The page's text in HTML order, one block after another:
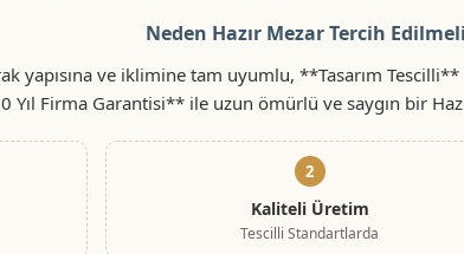
Neden Hazır Mezar Tercih
yapısına ve iklimine tam uyumlu, **Tasarım
Yıl Firma Garantisi** ile uzun ömürlü ve saygın bir
2
Kaliteli Üretim
Tescilli Standartlarda